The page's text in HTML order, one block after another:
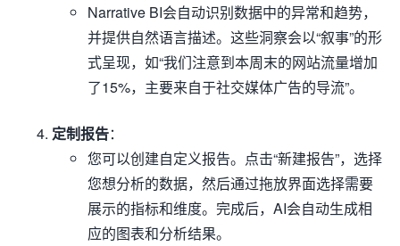
Narrative BI会自动识别数据中的异常和趋势，
并提供自然语言描述。这些洞察会以“叙事”的形
式呈现，如“我们注意到本周末的网站流量增加
了15%，主要来自于社交媒体广告的导流”。
定制报告：
您可以创建自定义报告。点击“新建报告”，选择
您想分析的数据，然后通过拖放界面选择需要
展示的指标和维度。完成后，AI会自动生成相
应的图表和分析结果。